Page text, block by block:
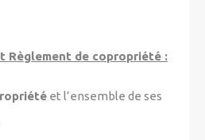
Règlement de copropriété :
et l’ensemble de ses